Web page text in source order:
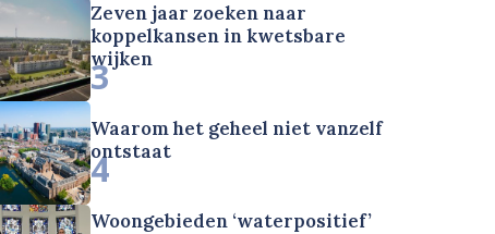
Zeven jaar zoeken naar
koppelkansen in kwetsbare
wijken
3
Waarom het geheel niet vanzelf
ontstaat
4
Woongebieden ‘waterpositief’